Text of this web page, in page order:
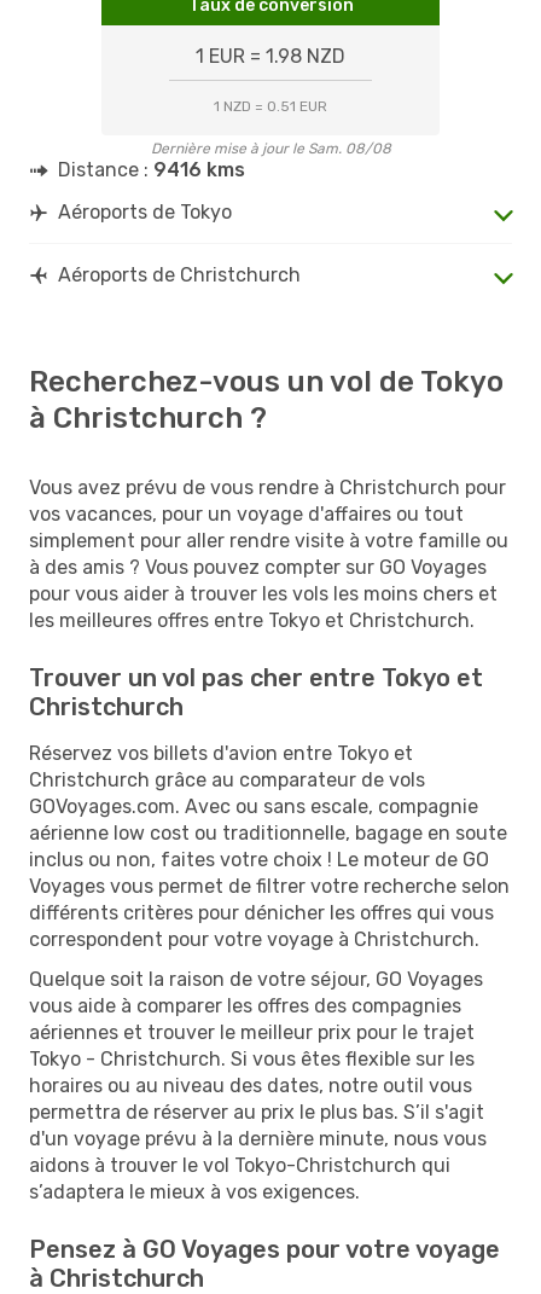
Taux de conversion
1 EUR = 1.98 NZD
1 NZD = 0.51 EUR
Dernière mise à jour le Sam. 08/08
Distance : 9416 kms
Aéroports de Tokyo
Aéroports de Christchurch
Recherchez-vous un vol de Tokyo
à Christchurch ?
Vous avez prévu de vous rendre à Christchurch pour
vos vacances, pour un voyage d'affaires ou tout
simplement pour aller rendre visite à votre famille ou
à des amis ? Vous pouvez compter sur GO Voyages
pour vous aider à trouver les vols les moins chers et
les meilleures offres entre Tokyo et Christchurch.
Trouver un vol pas cher entre Tokyo et
Christchurch
Réservez vos billets d'avion entre Tokyo et
Christchurch grâce au comparateur de vols
GOVoyages.com. Avec ou sans escale, compagnie
aérienne low cost ou traditionnelle, bagage en soute
inclus ou non, faites votre choix ! Le moteur de GO
Voyages vous permet de filtrer votre recherche selon
différents critères pour dénicher les offres qui vous
correspondent pour votre voyage à Christchurch.
Quelque soit la raison de votre séjour, GO Voyages
vous aide à comparer les offres des compagnies
aériennes et trouver le meilleur prix pour le trajet
Tokyo - Christchurch. Si vous êtes flexible sur les
horaires ou au niveau des dates, notre outil vous
permettra de réserver au prix le plus bas. S’il s'agit
d'un voyage prévu à la dernière minute, nous vous
aidons à trouver le vol Tokyo-Christchurch qui
s’adaptera le mieux à vos exigences.
Pensez à GO Voyages pour votre voyage
à Christchurch